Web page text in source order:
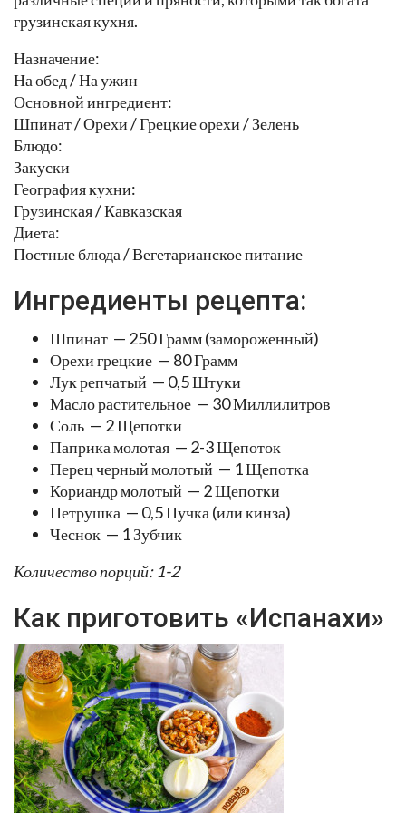
грузинская кухня.
Назначение:
На обед / На ужин
Основной ингредиент:
Шпинат / Орехи / Грецкие орехи / Зелень
Блюдо:
Закуски
География кухни:
Грузинская / Кавказская
Диета:
Постные блюда / Вегетарианское питание
Ингредиенты рецепта:
Шпинат — 250 Грамм (замороженный)
Орехи грецкие — 80 Грамм
Лук репчатый — 0,5 Штуки
Масло растительное — 30 Миллилитров
Соль — 2 Щепотки
Паприка молотая — 2-3 Щепоток
Перец черный молотый — 1 Щепотка
Кориандр молотый — 2 Щепотки
Петрушка — 0,5 Пучка (или кинза)
Чеснок — 1 Зубчик
Количество порций: 1-2
Как приготовить «Испанахи»